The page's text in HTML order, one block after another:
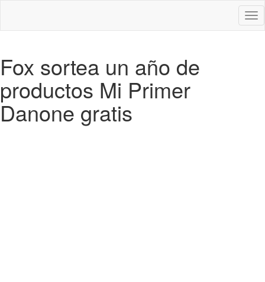
Fox sortea un año de
productos Mi Primer
Danone gratis